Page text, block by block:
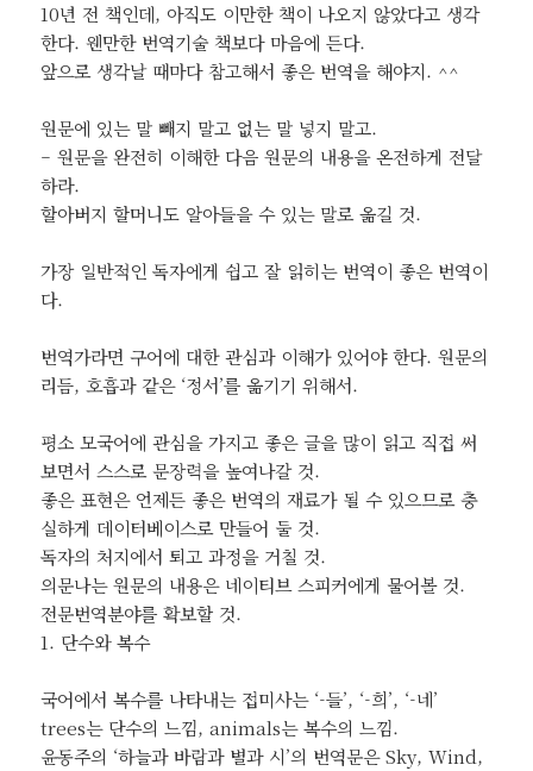
10년 전 책인데, 아직도 이만한 책이 나오지 않았다고 생각
한다. 웬만한 번역기술 책보다 마음에 든다.
앞으로 생각날 때마다 참고해서 좋은 번역을 해야지. ^^
원문에 있는 말 빼지 말고 없는 말 넣지 말고.
– 원문을 완전히 이해한 다음 원문의 내용을 온전하게 전달
하라.
할아버지 할머니도 알아들을 수 있는 말로 옮길 것.
가장 일반적인 독자에게 쉽고 잘 읽히는 번역이 좋은 번역이
다.
번역가라면 구어에 대한 관심과 이해가 있어야 한다. 원문의
리듬, 호흡과 같은 ‘정서’를 옮기기 위해서.
평소 모국어에 관심을 가지고 좋은 글을 많이 읽고 직접 써
보면서 스스로 문장력을 높여나갈 것.
좋은 표현은 언제든 좋은 번역의 재료가 될 수 있으므로 충
실하게 데이터베이스로 만들어 둘 것.
독자의 처지에서 퇴고 과정을 거칠 것.
의문나는 원문의 내용은 네이티브 스피커에게 물어볼 것.
전문번역분야를 확보할 것.
1. 단수와 복수
국어에서 복수를 나타내는 접미사는 ‘-들’, ‘-희’, ‘-네’
trees는 단수의 느낌, animals는 복수의 느낌.
윤동주의 ‘하늘과 바람과 별과 시’의 번역문은 Sky, Wind,